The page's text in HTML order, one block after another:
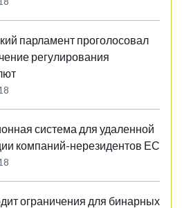
парламент проголосовал
регулирования
система для удаленной
компаний-нерезидентов ЕС
ограничения для бинарных